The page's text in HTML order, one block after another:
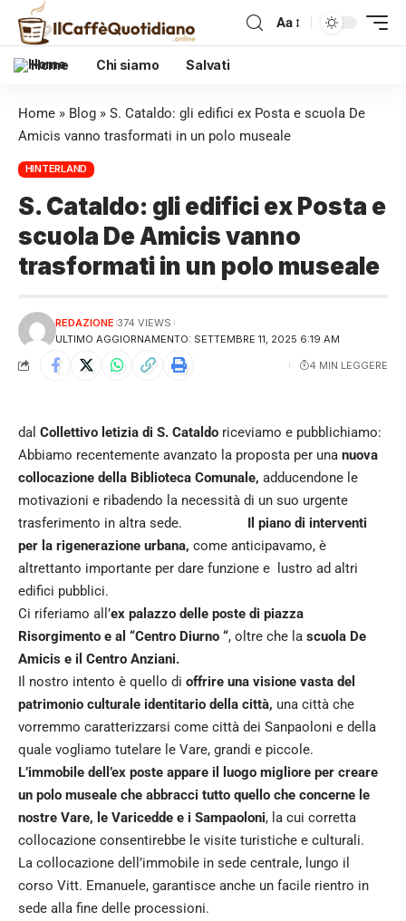
Aa
Home Chi siamo Salvati
Home » Blog » S. Cataldo: gli edifici ex Posta e scuola De
Amicis vanno trasformati in un polo museale
HINTERLAND
S. Cataldo: gli edifici ex Posta e
scuola De Amicis vanno
trasformati in un polo museale
ULTIMO AGGIORNAMENTO: SETTEMBRE 11, 2025 6:19 AM
REDAZIONE 374 VIEWS
4 MIN LEGGERE
dal Collettivo letizia di S. Cataldo riceviamo e pubblichiamo:
Abbiamo recentemente avanzato la proposta per una nuova
collocazione della Biblioteca Comunale, adducendone le
motivazioni e ribadendo la necessità di un suo urgente
trasferimento in altra sede. Il piano di interventi
per la rigenerazione urbana, come anticipavamo, è
altrettanto importante per dare funzione e lustro ad altri
edifici pubblici.
Ci riferiamo all’ex palazzo delle poste di piazza
Risorgimento e al “Centro Diurno “, oltre che la scuola De
Amicis e il Centro Anziani.
Il nostro intento è quello di offrire una visione vasta del
patrimonio culturale identitario della città, una città che
vorremmo caratterizzarsi come città dei Sanpaoloni e della
quale vogliamo tutelare le Vare, grandi e piccole.
L’immobile dell’ex poste appare il luogo migliore per creare
un polo museale che abbracci tutto quello che concerne le
nostre Vare, le Varicedde e i Sampaoloni, la cui corretta
collocazione consentirebbe le visite turistiche e culturali.
La collocazione dell’immobile in sede centrale, lungo il
corso Vitt. Emanuele, garantisce anche un facile rientro in
sede alla fine delle processioni.